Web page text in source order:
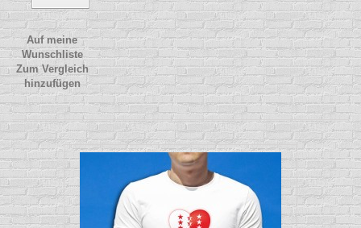
Auf meine
Wunschliste
Zum Vergleich
hinzufügen